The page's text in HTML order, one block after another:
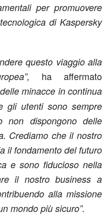
per promuovere
di Kaspersky
questo viaggio alla
ha affermato
minacce in continua
gli utenti sono sempre
non dispongono delle
Crediamo che il nostro
il fondamento del futuro
e sono fiducioso nella
il nostro business a
alla missione
mondo più sicuro”.